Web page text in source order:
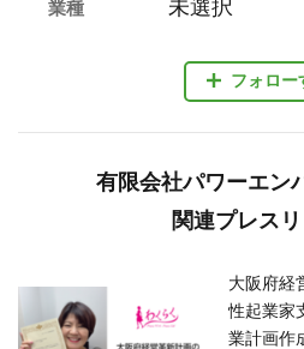
フォロー
業種 未選択
有限会社パワーエン
関連プレス
大阪府経
性起業家
業計画作